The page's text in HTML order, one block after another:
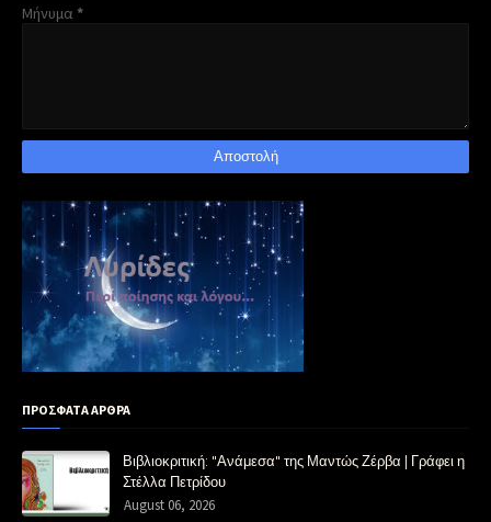
Μήνυμα *
ΠΡΟΣΦΑΤΑ ΑΡΘΡΑ
Βιβλιοκριτική: "Ανάμεσα" της Μαντώς Ζέρβα | Γράφει η
Στέλλα Πετρίδου
August 06, 2026